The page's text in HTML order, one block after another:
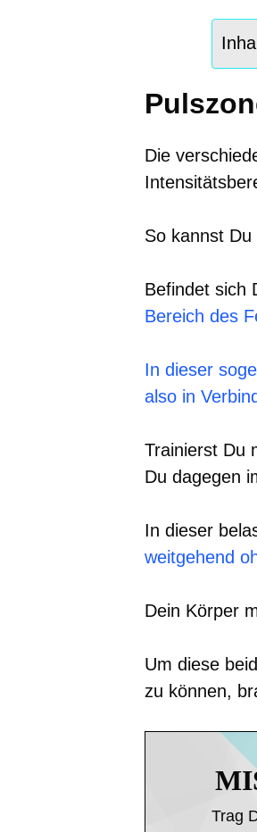
Die
So kannst
Befindet sich
Bereich des
In dieser
also in
Trainierst Du
Du dagegen
In dieser
weitgehend
Dein Körper
Um diese
zu können,
Trag